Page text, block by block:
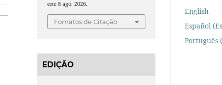
em: 8 ago. 2026.
Fomatos de Citação
EDIÇÃO
English
Español
Português